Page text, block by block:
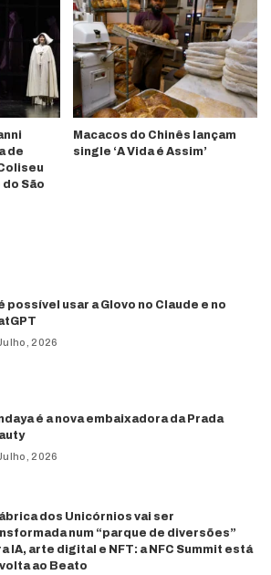
de
São
Macacos do Chinês lançam
single ‘A Vida é Assim’
possível usar a Glovo no Claude e no
2026
é a nova embaixadora da Prada
2026
dos Unicórnios vai ser
num “parque de diversões”
IA, arte digital e NFT: a NFC Summit está
ao Beato